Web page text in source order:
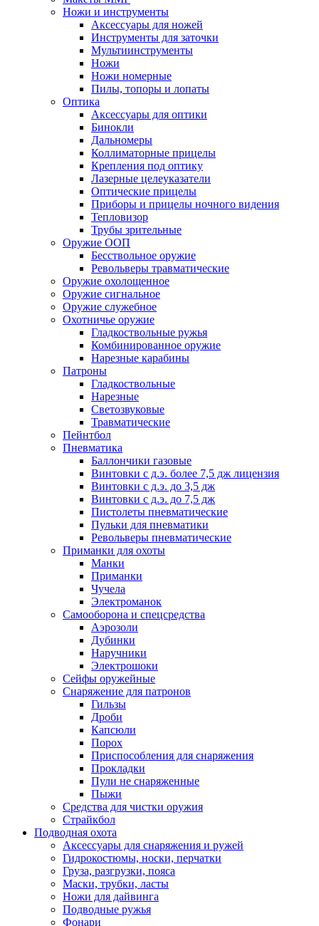
Ножи и инструменты
Аксессуары для ножей
Инструменты для заточки
Мультиинструменты
Ножи
Ножи номерные
Пилы, топоры и лопаты
Оптика
Аксессуары для оптики
Бинокли
Дальномеры
Коллиматорные прицелы
Крепления под оптику
Лазерные целеуказатели
Оптические прицелы
Приборы и прицелы ночного видения
Тепловизор
Трубы зрительные
Оружие ООП
Бесствольное оружие
Револьверы травматические
Оружие охолощенное
Оружие сигнальное
Оружие служебное
Охотничье оружие
Гладкоствольные ружья
Комбинированное оружие
Нарезные карабины
Патроны
Гладкоствольные
Нарезные
Светозвуковые
Травматические
Пейнтбол
Пневматика
Баллончики газовые
Винтовки с д.э. более 7,5 дж лицензия
Винтовки с д.э. до 3,5 дж
Винтовки с д.э. до 7,5 дж
Пистолеты пневматические
Пульки для пневматики
Револьверы пневматические
Приманки для охоты
Манки
Приманки
Чучела
Электроманок
Самооборона и спецсредства
Аэрозоли
Дубинки
Наручники
Электрошоки
Сейфы оружейные
Снаряжение для патронов
Гильзы
Дроби
Капсюли
Порох
Приспособления для снаряжения
Прокладки
Пули не снаряженные
Пыжи
Средства для чистки оружия
Страйкбол
Подводная охота
Аксессуары для снаряжения и ружей
Гидрокостюмы, носки, перчатки
Груза, разгрузки, пояса
Маски, трубки, ласты
Ножи для дайвинга
Подводные ружья
Фонари